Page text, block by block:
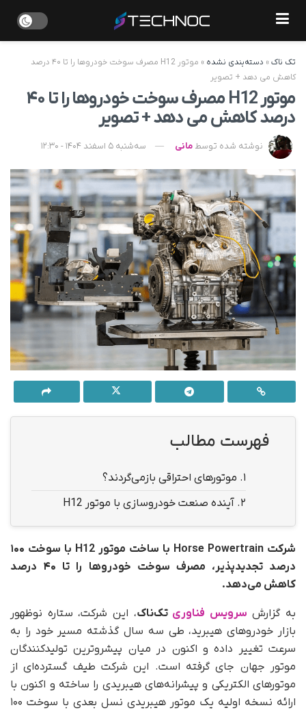
تک ناک» دسته‌بندی نشده »
موتور H12 مصرف سوخت خودروها را تا ۴۰ درصد
کاهش می‌ دهد + تصویر
موتور H12 مصرف سوخت خودروها را تا ۴۰
درصد کاهش می‌ دهد + تصویر
نوشته شده توسط مانی سه‌شنبه 5 اسفند 1404 - 12:30
فهرست مطالب
1. موتورهای احتراقی بازمی‌گردند؟
2. آینده صنعت خودروسازی با موتور H12
شرکت‌ Horse Powertrain با ساخت موتور H12 با سوخت ۱۰۰
درصد تجدیدپذیر، مصرف سوخت خودروها را تا ۴۰ درصد
کاهش می‌دهد.
به گزارش سرویس فناوری تک‌ناک، این شرکت، ستاره نوظهور
بازار خودروهای هیبرید، طی سه سال گذشته مسیر خود را به‌
سرعت تغییر داده و اکنون در میان پیشروترین تولیدکنندگان
موتور جهان جای گرفته است. این شرکت طیف گسترده‌ای از
موتورهای الکتریکی و پیشرانه‌های هیبریدی را ساخته و اکنون با
ارائه نسخه اولیه یک موتور هیبریدی نسل بعدی با سوخت ۱۰۰